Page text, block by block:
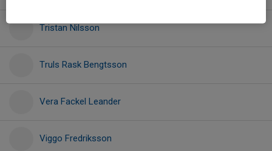
Tristan Nilsson
Truls Rask Bengtsson
Vera Fackel Leander
Viggo Fredriksson